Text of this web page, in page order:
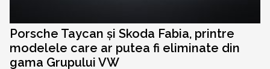
Porsche Taycan și Skoda Fabia, printre
modelele care ar putea fi eliminate din
gama Grupului VW